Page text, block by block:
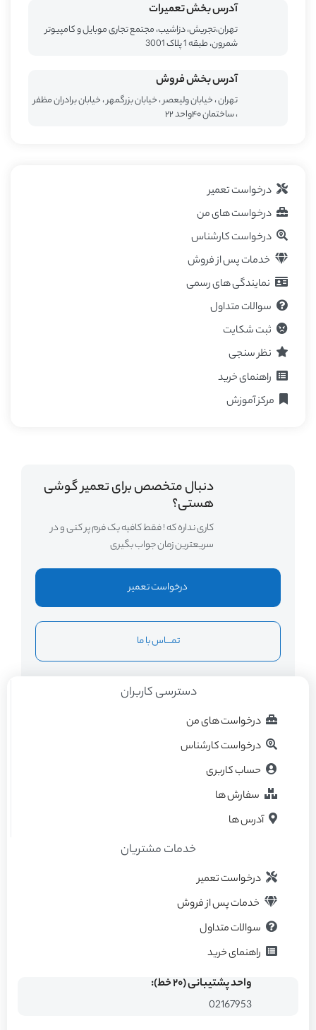
آدرس بخش تعمیرات
تهران،تجریش، دزاشیب، مجتمع تجاری موبایل و کامپیوتر
شمرون، طبقه 1 پلاک 3001
آدرس بخش فروش
تهران ، خیابان ولیعصر ، خیابان بزرگمهر ، خیابان برادران مظفر
، ساختمان ۴۰واحد ۲۲
درخواست تعمیر
درخواست های من
درخواست کارشناس
خدمات پس از فروش
نمایندگی های رسمی
سوالات متداول
ثبت شکایت
نظر سنجی
راهنمای خرید
مرکز آموزش
دنبال متخصص برای تعمیر گوشی
هستی؟
کاری نداره که ! فقط کافیه یک فرم پر کنی و در
سریعترین زمان جواب بگیری
درخواست تعمیر
تمــــاس با ما
دسترسی کاربران
درخواست های من
درخواست کارشناس
حساب کاربری
سفارش ها
آدرس ها
خدمات مشتریان
درخواست تعمیر
خدمات پس از فروش
سوالات متداول
راهنمای خرید
واحد پشتیبانی (۲۰ خط):
02167953